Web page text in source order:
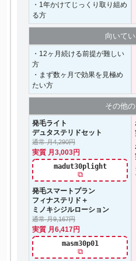
・1年かけてじっくり取り組め
る方
向いて
・12ヶ月続ける前提が難しい
方
・まず数ヶ月で効果を見極め
たい方
その他の
発毛ライト
デュタステリドセット
通常 月4,290円
実質 月3,003円
madut30plight
⧉
発毛スマートプラン
フィナステリド＋
ミノキシジルローション
通常 月9,167円
実質 月6,417円
masm30p01
⧉